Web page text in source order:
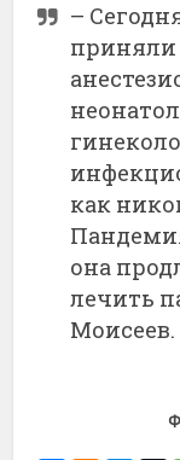
–
приняли
как
она
лечить
Моисеев.